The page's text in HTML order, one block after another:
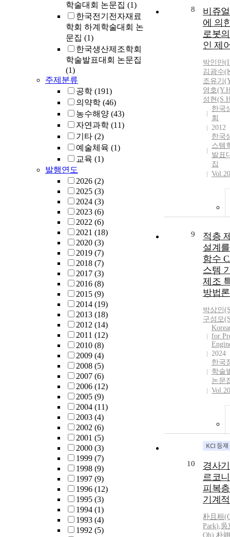
학술대회 논문집 (1)
한국전기전자재료
학회 하계학술대회 논
문집 (1)
한국생산제조학회
학술발표대회 논문집
(1)
주제분류
공학 (191)
의약학 (46)
농수해양 (43)
자연과학 (11)
기타 (2)
예술체육 (1)
교육 (1)
발행연도
2026 (2)
2025 (3)
2024 (3)
2023 (6)
2022 (6)
2021 (18)
2020 (3)
2019 (7)
2018 (7)
2017 (3)
2016 (8)
2015 (9)
2014 (19)
2013 (18)
2012 (14)
2011 (12)
2010 (8)
2009 (4)
2008 (5)
2007 (6)
2006 (12)
2005 (9)
2004 (11)
2003 (4)
2002 (6)
2001 (5)
2000 (3)
1999 (7)
1998 (9)
1997 (9)
1996 (12)
1995 (3)
1994 (1)
1993 (4)
1992 (5)
8
비쥬
에 의
로봇
인 제
박인만(
김광수
조유기
영호
성현
한국
회
2012
한국
스템
발표
집
9
적층
설계
함수
스템
제조
방법
박상인
구성모
for
2024
한국
학술
논문
10
경사
르코
피복
기계
朴且桓
Park),吳
Oh) 朴